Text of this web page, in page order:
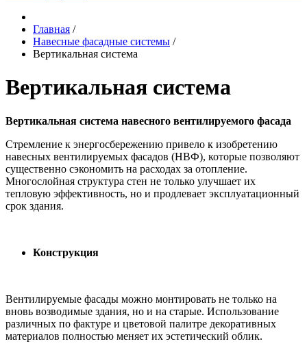
Главная /
Навесные фасадные системы /
Вертикальная система
Вертикальная система
Вертикальная система навесного вентилируемого фасада
Стремление к энергосбережению привело к изобретению
навесных вентилируемых фасадов (НВФ), которые позволяют
существенно сэкономить на расходах за отопление.
Многослойная структура стен не только улучшает их
тепловую эффективность, но и продлевает эксплуатационный
срок здания.
Конструкция
Вентилируемые фасады можно монтировать не только на
вновь возводимые здания, но и на старые. Использование
различных по фактуре и цветовой палитре декоративных
материалов полностью меняет их эстетический облик.